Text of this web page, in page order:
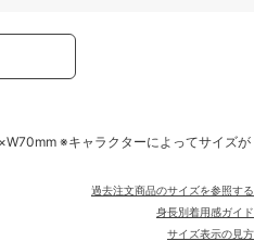
※キャラクターによってサイズが
過去注文商品のサイズを参照する
身長別着用感ガイド
サイズ表示の見方